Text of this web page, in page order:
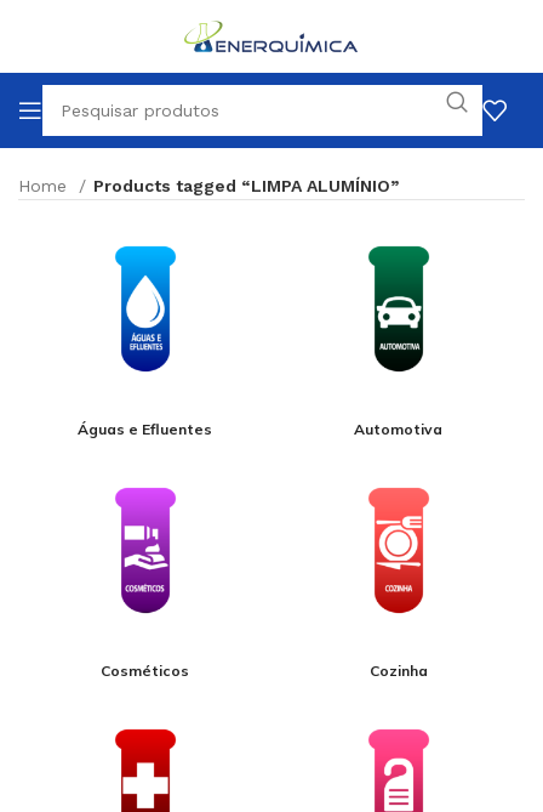
Home Products tagged “LIMPA ALUMÍNIO”
Águas e Efluentes Automotiva
Cosméticos Cozinha